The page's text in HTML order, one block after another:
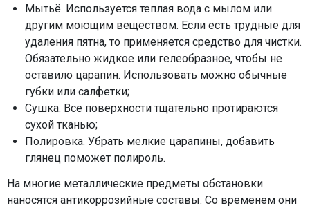
Мытьё. Используется теплая вода с мылом или
другим моющим веществом. Если есть трудные для
удаления пятна, то применяется средство для чистки.
Обязательно жидкое или гелеобразное, чтобы не
оставило царапин. Использовать можно обычные
губки или салфетки;
Сушка. Все поверхности тщательно протираются
сухой тканью;
Полировка. Убрать мелкие царапины, добавить
глянец поможет полироль.
На многие металлические предметы обстановки
наносятся антикоррозийные составы. Со временем они